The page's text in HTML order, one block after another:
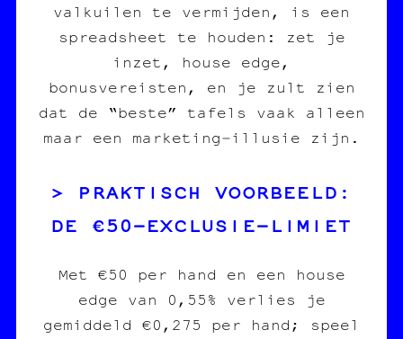
valkuilen te vermijden, is een
spreadsheet te houden: zet je
inzet, house edge,
bonusvereisten, en je zult zien
dat de “beste” tafels vaak alleen
maar een marketing‑illusie zijn.
PRAKTISCH VOORBEELD:
DE €50‑EXCLUSIE‑LIMIET
Met €50 per hand en een house
edge van 0,55% verlies je
gemiddeld €0,275 per hand; speel